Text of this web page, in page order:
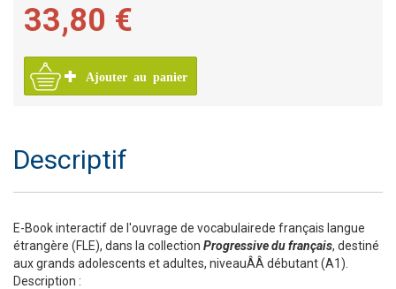
33,80 €
Ajouter au panier
Descriptif
E-Book interactif de l'ouvrage de vocabulairede français langue
étrangère (FLE), dans la collection Progressive du français, destiné
aux grands adolescents et adultes, niveauÂÂ débutant (A1).
Description :